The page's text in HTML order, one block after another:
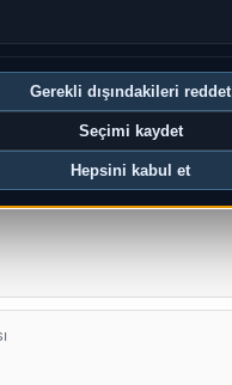
Gerekli dışındakileri reddet
Seçimi kaydet
Hepsini kabul et
08-08 11:24:38